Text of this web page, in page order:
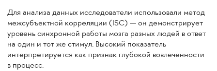
Для анализа данных исследователи использовали метод
межсубъектной корреляции (ISC) — он демонстрирует
уровень синхронной работы мозга разных людей в ответ
на один и тот же стимул. Высокий показатель
интерпретируется как признак глубокой вовлеченности
в процесс.